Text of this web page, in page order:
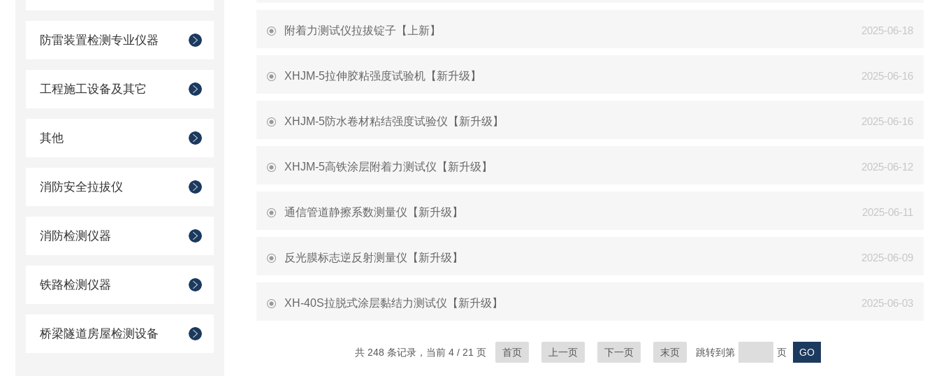
防雷装置检测专业仪器
工程施工设备及其它
其他
消防安全拉拔仪
消防检测仪器
铁路检测仪器
桥梁隧道房屋检测设备
附着力测试仪拉拔锭子【上新】 2025-06-18
XHJM-5拉伸胶粘强度试验机【新升级】 2025-06-16
XHJM-5防水卷材粘结强度试验仪【新升级】 2025-06-16
XHJM-5高铁涂层附着力测试仪【新升级】 2025-06-12
通信管道静擦系数测量仪【新升级】 2025-06-11
反光膜标志逆反射测量仪【新升级】 2025-06-09
XH-40S拉脱式涂层黏结力测试仪【新升级】 2025-06-03
共 248 条记录，当前 4 / 21 页 首页 上一页 下一页 末页 跳转到第 页